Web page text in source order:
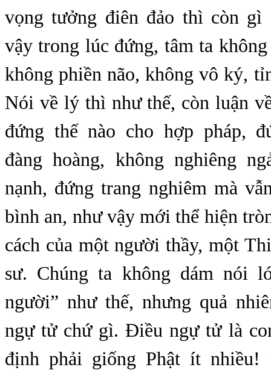
vọng tưởng điên đảo thì còn gì
vậy trong lúc đứng, tâm ta
không phiền não, không vô ký,
Nói về lý thì như thế, còn luận
đứng thế nào cho hợp pháp,
đàng hoàng, không nghiêng
nạnh, đứng trang nghiêm mà
bình an, như vậy mới thể hiện
cách của một người thầy, một
sư. Chúng ta không dám nói
người” như thế, nhưng quả
ngự tử chứ gì. Điều ngự tử là
định phải giống Phật ít nhiều!